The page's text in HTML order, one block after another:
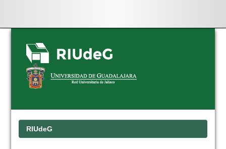
Skip
navigation
RIUdeG